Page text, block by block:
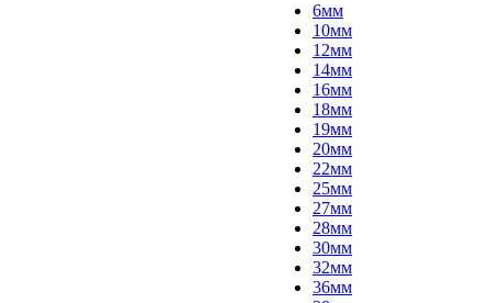
6мм
10мм
12мм
14мм
16мм
18мм
19мм
20мм
22мм
25мм
27мм
28мм
30мм
32мм
36мм